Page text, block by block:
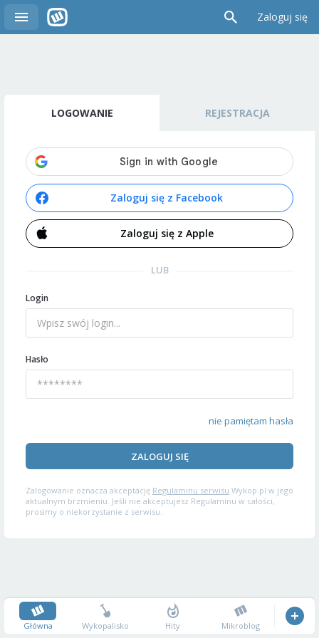
Zaloguj się
LOGOWANIE REJESTRACJA
Zaloguj się z Facebook
Zaloguj się z Apple
LUB
Login
Hasło
nie pamiętam hasła
ZALOGUJ SIĘ
Zalogowanie oznacza akceptację Regulaminu serwisu Wykop.pl w jego
aktualnym brzmieniu. Jeśli nie akceptujesz Regulaminu w całości,
prosimy o niekorzystanie z serwisu.
Główna Wykopalisko Hity Mikroblog